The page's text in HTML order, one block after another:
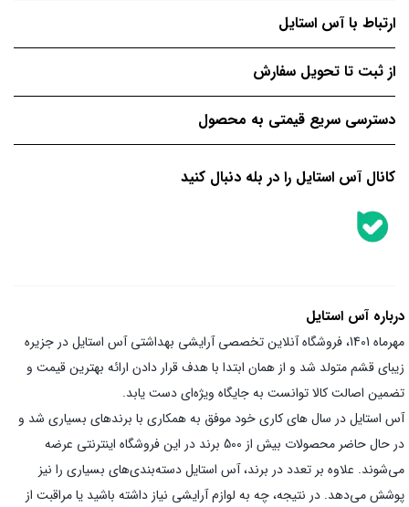
ارتباط با آس استایل
از ثبت تا تحویل سفارش
دسترسی سریع قیمتی به محصول
کانال آس استایل را در بله دنبال کنید
درباره آس استایل
مهرماه 1401، فروشگاه آنلاین تخصصی آرایشی بهداشتی آس استایل در جزیره
زیبای قشم متولد شد و از همان ابتدا با هدف قرار دادن ارائه بهترین قیمت و
تضمین اصالت کالا توانست به جایگاه ویژه‌ای دست یابد.
آس استایل در سال های کاری خود موفق به همکاری با برندهای بسیاری شد و
در حال حاضر محصولات بیش از 500 برند در این فروشگاه اینترنتی عرضه
می‌شوند. علاوه بر تعدد در برند، آس استایل دسته‌بندی‌های بسیاری را نیز
پوشش می‌دهد. در نتیجه، چه به لوازم آرایشی نیاز داشته باشید یا مراقبت از